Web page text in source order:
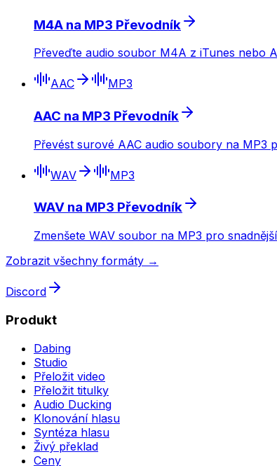
M4A na MP3 Převodník
Převeďte audio soubor M4A z iTunes nebo
AAC MP3
AAC na MP3 Převodník
Převést surové AAC audio soubory na MP3
WAV MP3
WAV na MP3 Převodník
Zmenšete WAV soubor na MP3 pro
Zobrazit všechny formáty →
Discord
Produkt
Dabing
Studio
Přeložit video
Přeložit titulky
Audio Ducking
Klonování hlasu
Syntéza hlasu
Živý překlad
Ceny